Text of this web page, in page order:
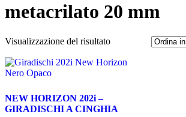
metacrilato 20 mm
Visualizzazione del risultato
NEW HORIZON 202i –
GIRADISCHI A CINGHIA